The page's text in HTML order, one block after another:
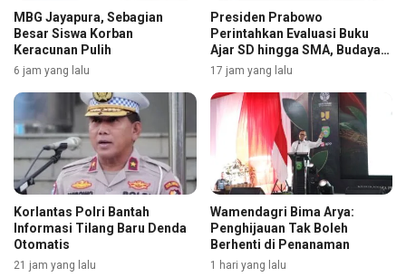
MBG Jayapura, Sebagian
Besar Siswa Korban
Keracunan Pulih
6 jam yang lalu
Presiden Prabowo
Perintahkan Evaluasi Buku
Ajar SD hingga SMA, Budaya
Membaca Digenjot
17 jam yang lalu
Korlantas Polri Bantah
Informasi Tilang Baru Denda
Otomatis
21 jam yang lalu
Wamendagri Bima Arya:
Penghijauan Tak Boleh
Berhenti di Penanaman
1 hari yang lalu